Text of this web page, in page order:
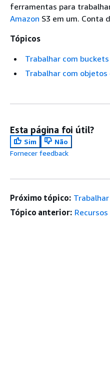
ferramentas para
Amazon S3 em um. Conta
Tópicos
Trabalhar com
Trabalhar com objetos
Esta página foi útil?
Sim
Não
Fornecer feedback
Próximo tópico:
Tópico anterior: Recursos